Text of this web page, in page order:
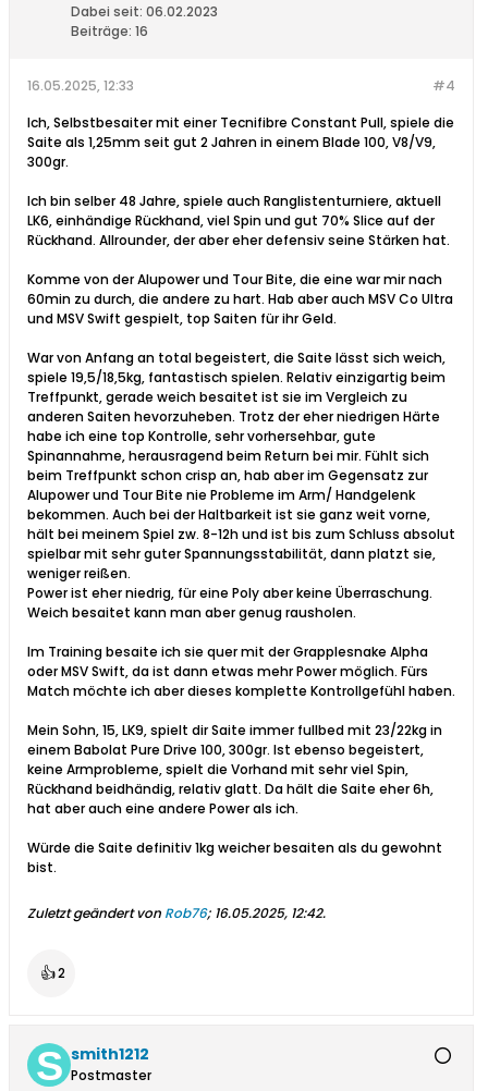
Dabei seit: 06.02.2023
Beiträge: 16
#4
16.05.2025, 12:33
Ich, Selbstbesaiter mit einer Tecnifibre Constant Pull, spiele die
Saite als 1,25mm seit gut 2 Jahren in einem Blade 100, V8/V9,
300gr.
Ich bin selber 48 Jahre, spiele auch Ranglistenturniere, aktuell
LK6, einhändige Rückhand, viel Spin und gut 70% Slice auf der
Rückhand. Allrounder, der aber eher defensiv seine Stärken hat.
Komme von der Alupower und Tour Bite, die eine war mir nach
60min zu durch, die andere zu hart. Hab aber auch MSV Co Ultra
und MSV Swift gespielt, top Saiten für ihr Geld.
War von Anfang an total begeistert, die Saite lässt sich weich,
spiele 19,5/18,5kg, fantastisch spielen. Relativ einzigartig beim
Treffpunkt, gerade weich besaitet ist sie im Vergleich zu
anderen Saiten hevorzuheben. Trotz der eher niedrigen Härte
habe ich eine top Kontrolle, sehr vorhersehbar, gute
Spinannahme, herausragend beim Return bei mir. Fühlt sich
beim Treffpunkt schon crisp an, hab aber im Gegensatz zur
Alupower und Tour Bite nie Probleme im Arm/ Handgelenk
bekommen. Auch bei der Haltbarkeit ist sie ganz weit vorne,
hält bei meinem Spiel zw. 8-12h und ist bis zum Schluss absolut
spielbar mit sehr guter Spannungsstabilität, dann platzt sie,
weniger reißen.
Power ist eher niedrig, für eine Poly aber keine Überraschung.
Weich besaitet kann man aber genug rausholen.
Im Training besaite ich sie quer mit der Grapplesnake Alpha
oder MSV Swift, da ist dann etwas mehr Power möglich. Fürs
Match möchte ich aber dieses komplette Kontrollgefühl haben.
Mein Sohn, 15, LK9, spielt dir Saite immer fullbed mit 23/22kg in
einem Babolat Pure Drive 100, 300gr. Ist ebenso begeistert,
keine Armprobleme, spielt die Vorhand mit sehr viel Spin,
Rückhand beidhändig, relativ glatt. Da hält die Saite eher 6h,
hat aber auch eine andere Power als ich.
Würde die Saite definitiv 1kg weicher besaiten als du gewohnt
bist.
Zuletzt geändert von Rob76; 16.05.2025, 12:42.
👍2
smith1212
Postmaster